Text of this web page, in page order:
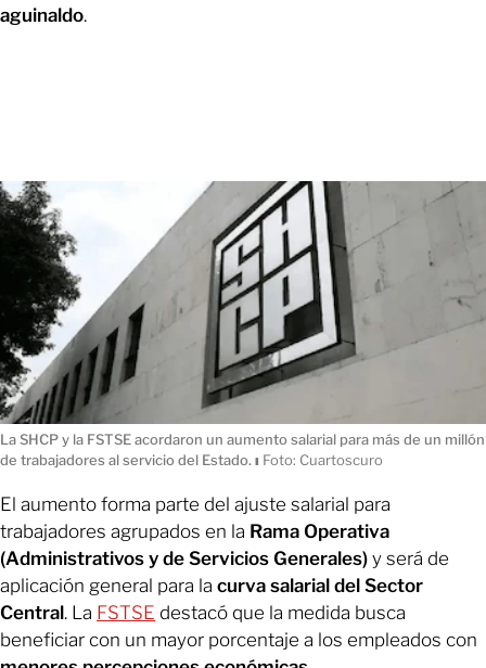
aguinaldo.
La SHCP y la FSTSE acordaron un aumento salarial para más de un millón
de trabajadores al servicio del Estado. ı Foto: Cuartoscuro
El aumento forma parte del ajuste salarial para
trabajadores agrupados en la Rama Operativa
(Administrativos y de Servicios Generales) y será de
aplicación general para la curva salarial del Sector
Central. La FSTSE destacó que la medida busca
beneficiar con un mayor porcentaje a los empleados con